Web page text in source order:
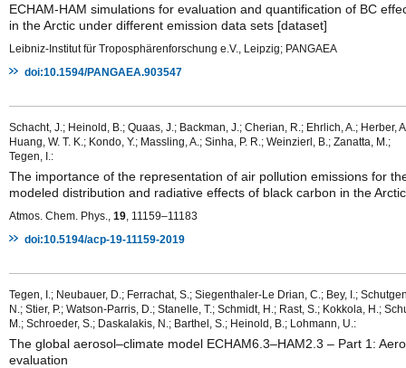
ECHAM-HAM simulations for evaluation and quantification of BC
in the Arctic under different emission data sets [dataset]
Leibniz-Institut für Troposphärenforschung e.V., Leipzig; PANGAEA
doi:10.1594/PANGAEA.903547
Schacht, J.; Heinold, B.; Quaas, J.; Backman, J.; Cherian, R.; Ehrlich, A.; Herber,
Huang, W. T. K.; Kondo, Y.; Massling, A.; Sinha, P. R.; Weinzierl, B.; Zanatta, M.;
Tegen, I.:
The importance of the representation of air pollution emissions for
modeled distribution and radiative effects of black carbon in the Arctic
Atmos. Chem. Phys., 19 , 11159–11183
doi:10.5194/acp-19-11159-2019
Tegen, I.; Neubauer, D.; Ferrachat, S.; Siegenthaler-Le Drian, C.; Bey, I.;
N.; Stier, P.; Watson-Parris, D.; Stanelle, T.; Schmidt, H.; Rast, S.; Kokkola, H.;
M.; Schroeder, S.; Daskalakis, N.; Barthel, S.; Heinold, B.; Lohmann, U.:
The global aerosol–climate model ECHAM6.3–HAM2.3 – Part 1:
evaluation